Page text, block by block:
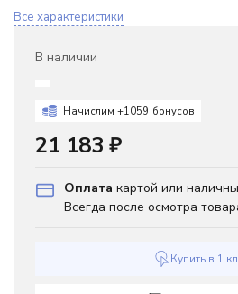
Все характеристики
В наличии
Начислим +1059 бонусов
21 183 ₽
Оплата картой или
Всегда после осмотра
Купить в 1